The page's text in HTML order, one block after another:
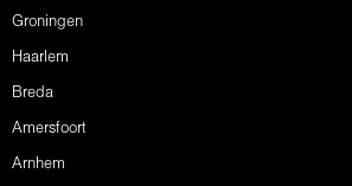
Groningen
Haarlem
Breda
Amersfoort
Arnhem